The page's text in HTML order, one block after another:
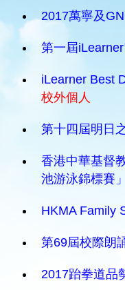
2017萬寧及
第一屆
iLearner Best
校外個人
第十四屆明日
香港中華基督
池游泳錦標賽」
HKMA Family
第69屆校際朗
2017跆拳道品